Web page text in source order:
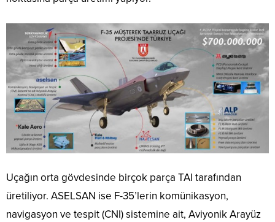
Uçağın orta gövdesinde birçok parça TAI tarafından
üretiliyor. ASELSAN ise F-35’lerin komünikasyon,
navigasyon ve tespit (CNI) sistemine ait, Aviyonik Arayüz